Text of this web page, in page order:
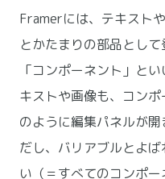
Framerには、テキスト
とかたまりの部品とし
「コンポーネント」と
キストや画像も、コン
のように編集パネルが
だし、バリアブルとよ
い（＝すべてのコンポ